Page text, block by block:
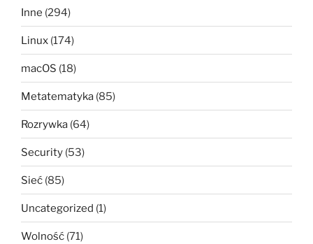
Inne (294)
Linux (174)
macOS (18)
Metatematyka (85)
Rozrywka (64)
Security (53)
Sieć (85)
Uncategorized (1)
Wolność (71)